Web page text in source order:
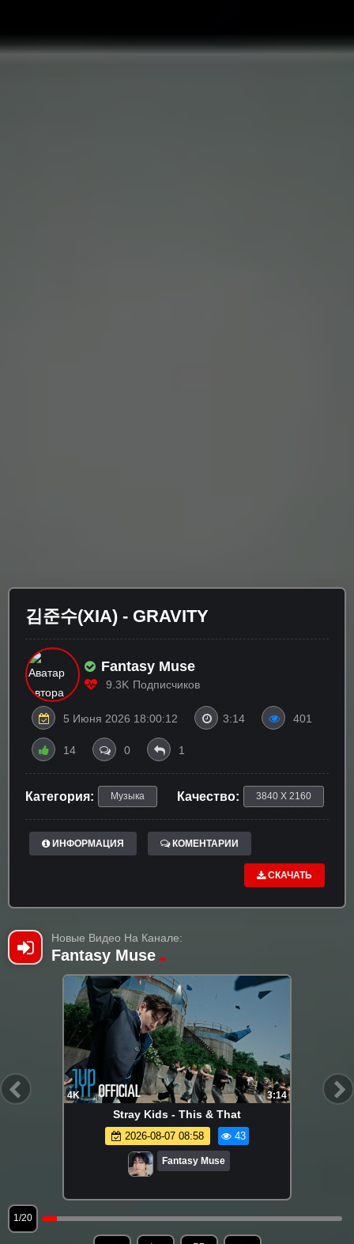
김준수(XIA) - GRAVITY
Fantasy Muse
9.3K Подписчиков
5 Июня 2026 18:00:12 3:14 401
14 0 1
Категория: Музыка Качество: 3840 X 2160
ИНФОРМАЦИЯ КОМЕНТАРИИ
СКАЧАТЬ
Новые Видео На Канале:
Fantasy Muse
4K 3:14
Stray Kids - This & That
2026-08-07 08:58 43
Fantasy Muse
1/20